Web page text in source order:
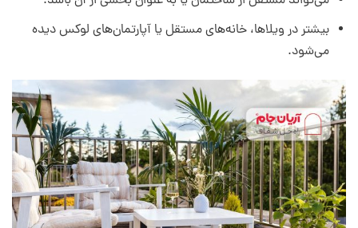
بیشتر در ویلاها، خانه‌های مستقل یا آپارتمان‌های لوکس دیده
می‌شود.